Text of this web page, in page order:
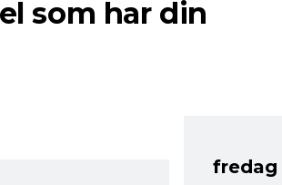
som har din
fredag